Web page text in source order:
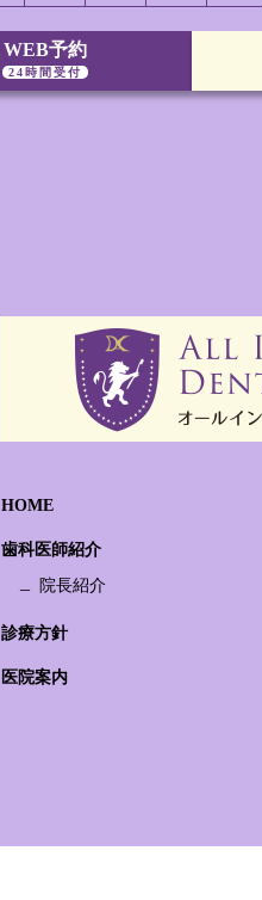
WEB予約
24時間受付
HOME
歯科医師紹介
院長紹介
診療方針
医院案内